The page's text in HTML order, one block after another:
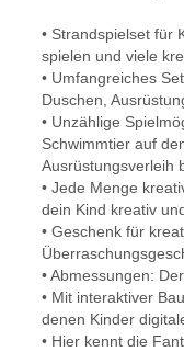
• Strandspielset für
spielen und viele
• Umfangreiches
Duschen,
• Unzählige
Schwimmtier auf
Ausrüstungsverleih
• Jede Menge
dein Kind kreativ
• Geschenk für
• Abmessungen:
• Mit interaktiver
denen Kinder
• Hier kennt die